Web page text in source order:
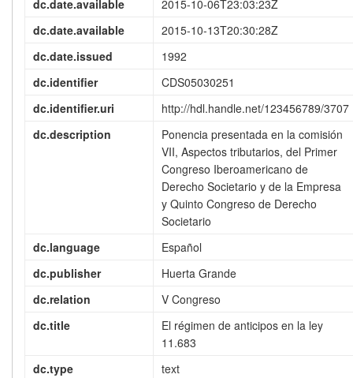
dc.date.available
2015-10-06T23:03:23Z
dc.date.available
2015-10-13T20:30:28Z
dc.date.issued
1992
dc.identifier
CDS05030251
dc.identifier.uri
http://hdl.handle.net/123456789/3707
dc.description
Ponencia presentada en la comisión
VII, Aspectos tributarios, del Primer
Congreso Iberoamericano de
Derecho Societario y de la Empresa
y Quinto Congreso de Derecho
Societario
dc.language
Español
dc.publisher
Huerta Grande
dc.relation
V Congreso
dc.title
El régimen de anticipos en la ley
11.683
dc.type
text